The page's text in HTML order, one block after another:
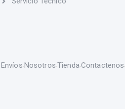
Envíos Nosotros TiendaContactenos